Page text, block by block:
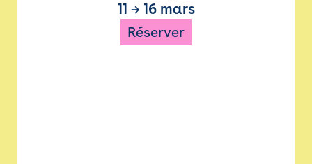
11 → 16 mars
Réserver